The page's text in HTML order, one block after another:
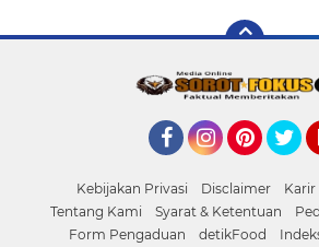
Kebijakan Privasi Disclaimer Karir
Tentang Kami
Syarat & Ketentuan
Form Pengaduan
detikFood